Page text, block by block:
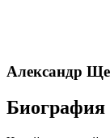
Александр
Биография